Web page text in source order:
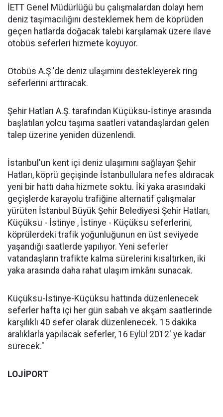
İETT Genel Müdürlüğü bu çalışmalardan dolayı hem
deniz taşımacılığını desteklemek hem de köprüden
geçen hatlarda doğacak talebi karşılamak üzere ilave
otobüs seferleri hizmete koyuyor.
Otobüs A.Ş 'de deniz ulaşımını destekleyerek ring
seferlerini arttıracak.
Şehir Hatları A.Ş. tarafından Küçüksu-İstinye arasında
başlatılan yolcu taşıma saatleri vatandaşlardan gelen
talep üzerine yeniden düzenlendi.
İstanbul'un kent içi deniz ulaşımını sağlayan Şehir
Hatları, köprü geçişinde İstanbullulara nefes aldıracak
yeni bir hattı daha hizmete soktu. İki yaka arasındaki
geçişlerde karayolu trafiğine alternatif çalışmalar
yürüten İstanbul Büyük Şehir Belediyesi Şehir Hatları,
Küçüksu - İstinye , İstinye - Küçüksu seferlerini,
köprülerdeki trafik yoğunluğunun en üst seviyede
yaşandığı saatlerde yapılıyor. Yeni seferler
vatandaşların trafikte kalma sürelerini kısaltırken, iki
yaka arasında daha rahat ulaşım imkânı sunacak.
Küçüksu-İstinye-Küçüksu hattında düzenlenecek
seferler hafta içi her gün sabah ve akşam saatlerinde
karşılıklı 40 sefer olarak düzenlenecek. 15 dakika
aralıklarla yapılacak seferler, 16 Eylül 2012' ye kadar
sürecek."
LOJİPORT